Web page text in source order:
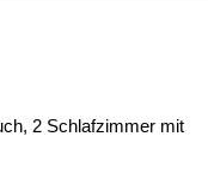
2 Schlafzimmer mit